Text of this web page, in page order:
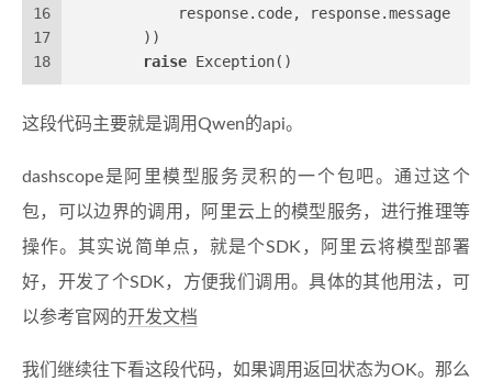
16
17
18
            response.code, response.message
        ))
raise Exception()
这段代码主要就是调用Qwen的api。
dashscope是阿里模型服务灵积的一个包吧。通过这个
包，可以边界的调用，阿里云上的模型服务，进行推理等
操作。其实说简单点，就是个SDK，阿里云将模型部署
好，开发了个SDK，方便我们调用。具体的其他用法，可
以参考官网的开发文档
我们继续往下看这段代码，如果调用返回状态为OK。那么